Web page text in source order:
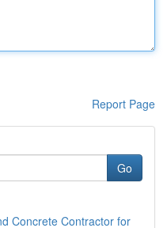
Report Page
Go
Concrete Contractor for